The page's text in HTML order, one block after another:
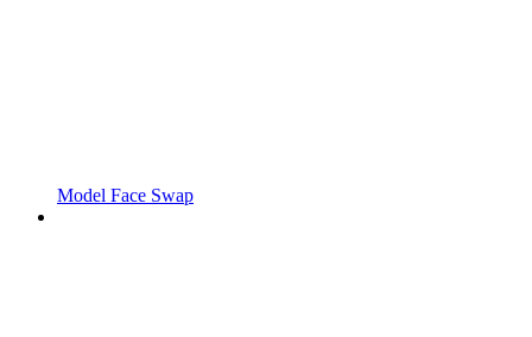
Model Face Swap